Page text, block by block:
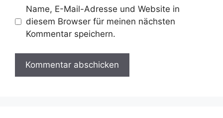
Name, E-Mail-Adresse und Website in
diesem Browser für meinen nächsten
Kommentar speichern.